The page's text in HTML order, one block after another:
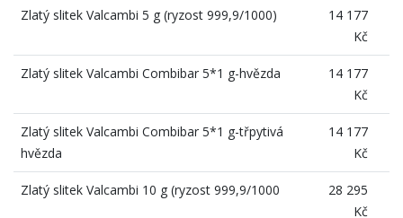
Zlatý slitek Valcambi 5 g (ryzost 999,9/1000)
14 177
Kč
Zlatý slitek Valcambi Combibar 5*1 g-hvězda
14 177
Kč
Zlatý slitek Valcambi Combibar 5*1 g-třpytivá
hvězda
14 177
Kč
Zlatý slitek Valcambi 10 g (ryzost 999,9/1000
28 295
Kč